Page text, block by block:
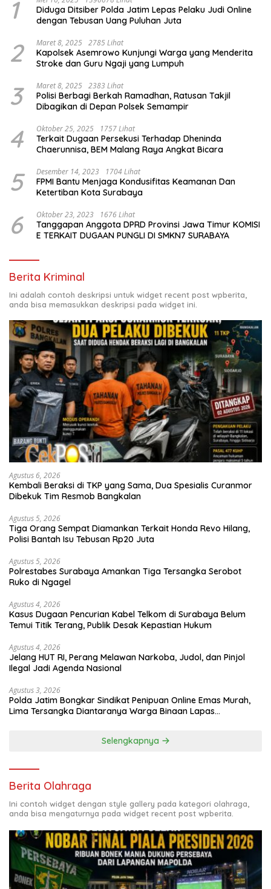
1
Diduga Ditsiber Polda Jatim Lepas Pelaku Judi Online
dengan Tebusan Uang Puluhan Juta
2 Maret 8, 2025 2785 Lihat
Kapolsek Asemrowo Kunjungi Warga yang Menderita
Stroke dan Guru Ngaji yang Lumpuh
3 Maret 8, 2025 2383 Lihat
Polisi Berbagi Berkah Ramadhan, Ratusan Takjil
Dibagikan di Depan Polsek Semampir
4 Oktober 25, 2025 1757 Lihat
Terkait Dugaan Persekusi Terhadap Dheninda
Chaerunnisa, BEM Malang Raya Angkat Bicara
5 Desember 14, 2023 1704 Lihat
FPMI Bantu Menjaga Kondusifitas Keamanan Dan
Ketertiban Kota Surabaya
6 Oktober 23, 2023 1676 Lihat
Tanggapan Anggota DPRD Provinsi Jawa Timur KOMISI
E TERKAIT DUGAAN PUNGLI DI SMKN7 SURABAYA
Berita Kriminal
Ini adalah contoh deskripsi untuk widget recent post wpberita,
anda bisa memasukkan deskripsi pada widget ini.
Agustus 6, 2026
Kembali Beraksi di TKP yang Sama, Dua Spesialis Curanmor
Dibekuk Tim Resmob Bangkalan
Agustus 5, 2026
Tiga Orang Sempat Diamankan Terkait Honda Revo Hilang,
Polisi Bantah Isu Tebusan Rp20 Juta
Agustus 5, 2026
Polrestabes Surabaya Amankan Tiga Tersangka Serobot
Ruko di Ngagel
Agustus 4, 2026
Kasus Dugaan Pencurian Kabel Telkom di Surabaya Belum
Temui Titik Terang, Publik Desak Kepastian Hukum
Agustus 4, 2026
Jelang HUT RI, Perang Melawan Narkoba, Judol, dan Pinjol
Ilegal Jadi Agenda Nasional
Agustus 3, 2026
Polda Jatim Bongkar Sindikat Penipuan Online Emas Murah,
Lima Tersangka Diantaranya Warga Binaan Lapas
Selengkapnya
Berita Olahraga
Ini contoh widget dengan style gallery pada kategori olahraga,
anda bisa mengaturnya pada widget recent post wpberita.